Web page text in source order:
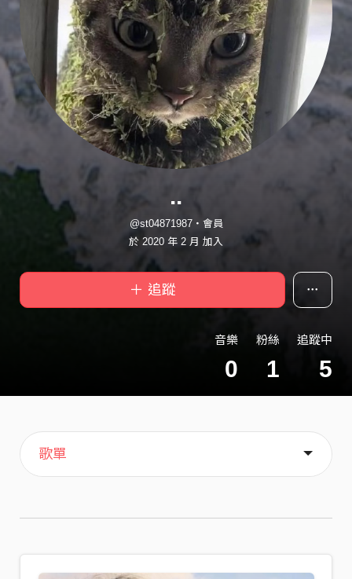
..
@st04871987・會員
於 2020 年 2 月 加入
＋ 追蹤
音樂
0
粉絲
1
追蹤中
5
主頁
歌單
喜歡
關於